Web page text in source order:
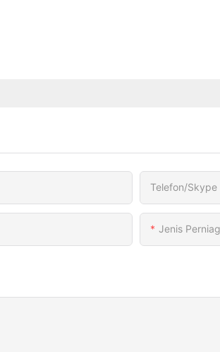
Telefon/Skype
Jenis